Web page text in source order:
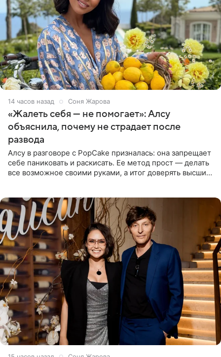
14 часов назад Соня Жарова
«Жалеть себя — не помогает»: Алсу
объяснила, почему не страдает после
развода
Алсу в разговоре с PopCake призналась: она запрещает
себе паниковать и раскисать. Ее метод прост — делать
все возможное своими руками, а итог доверять высшим